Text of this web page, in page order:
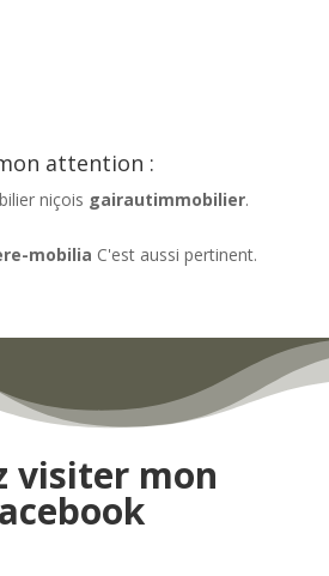
attention :
niçois gairautimmobilier.
mobilia C'est aussi pertinent.
visiter mon